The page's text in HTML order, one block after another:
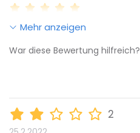
Umweltbewusstsein
In-House Sportangebote
Mehr anzeigen
War diese Bewertung hilfreich?
2